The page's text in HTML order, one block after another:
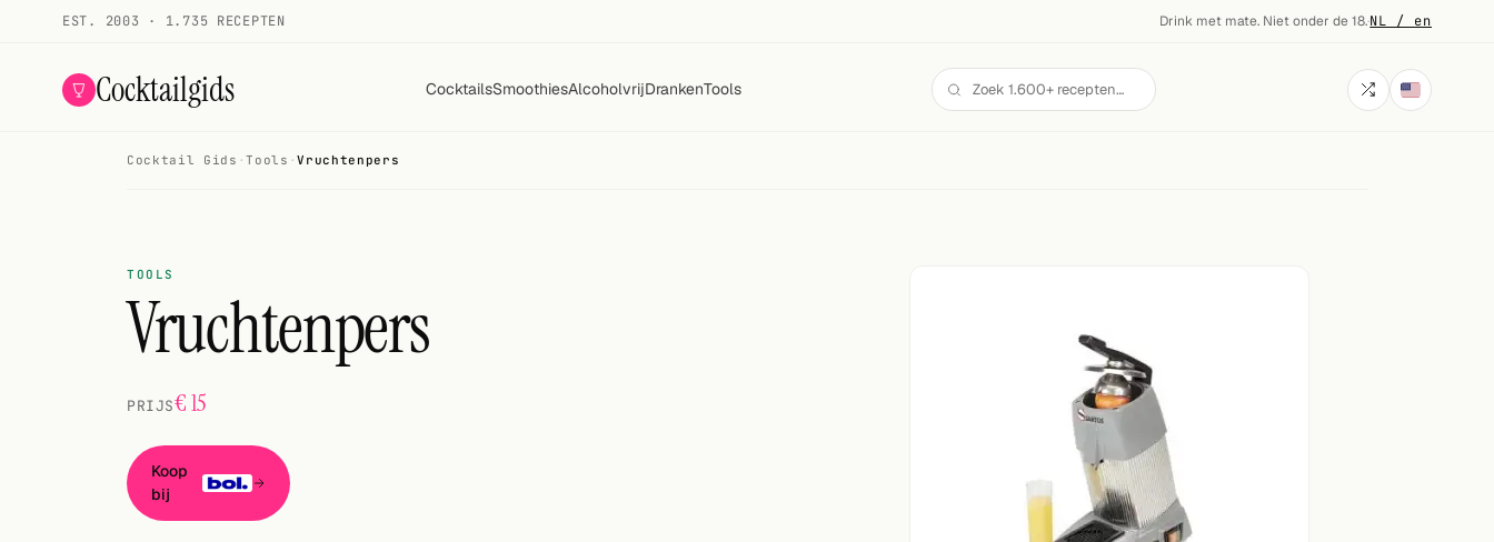
EST. 2003 · 1.735 RECEPTEN Drink met mate. Niet onder de 18.·NL / en
Cocktailgids CocktailsSmoothiesAlcoholvrijDrankenTools
Willekeurig drankje
Cocktail Gids ·Tools ·Vruchtenpers
TOOLS
Vruchtenpers
PRIJS€ 15
Koop
bij